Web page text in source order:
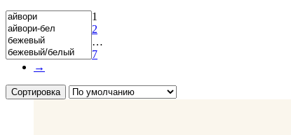
1
2
…
7
→
Сортировка